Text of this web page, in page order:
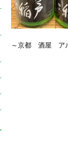
～京都 酒屋 ア